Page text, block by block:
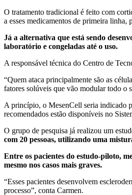
O tratamento tradicional é feito com
a esses medicamentos de primeira linha,
Já a alternativa que está sendo
laboratório e congeladas até o uso.
A responsável técnica do Centro de
“Quem ataca principalmente são as
fatores solúveis que vão modular todo o
A princípio, o MesenCell seria indicado
recomendados estão disponíveis no
O grupo de pesquisa já realizou um
com 20 pessoas, utilizando uma
Entre os pacientes do estudo-piloto,
mesmo nos casos mais graves.
“Esses pacientes desenvolvem
processo”, conta Carmen.